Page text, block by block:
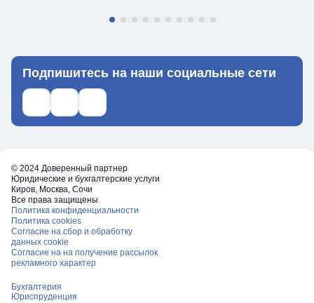
Подпишитесь на наши социальные сети
Ссылка на телеграм
Ссылка на what's up
Ссылка на ВКонтакте
© 2024 Доверенный партнер
Юридические и бухгалтерские услуги
Киров, Москва, Сочи
Все права защищены
Политика конфиденциальности
Политика cookies
Согласие на сбор и обработку
данных cookie
Согласие на на получение рассылок
рекламного характер
Бухгалтерия
Юриспруденция